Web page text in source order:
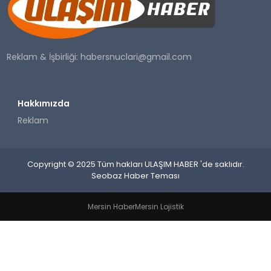
SAĞLIK
YAŞAM
Reklam & İşbirliği:habersnuclari@gmail.com
Hakkımızda
Reklam
Copyright © 2025 Tüm hakları ULAŞIM HABER 'de saklıdır.
Seobaz Haber Teması
Mersin HaberMersin Lojistik